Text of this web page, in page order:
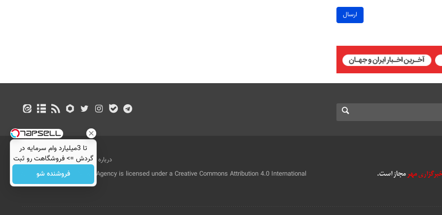
ارسال
درباره ما تماس با ما
بازرگانی
All Content by Mehr News Agency is licensed under a Creative Commons Attribution 4.0 International
License.
تا 3میلیارد وام سرمایه در
گردش => فروشگاهت رو ثبت
کن
فروشنده شو